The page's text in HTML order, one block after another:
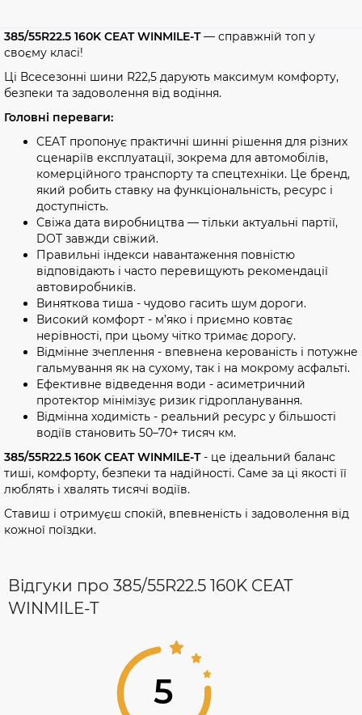
385/55R22.5 160K CEAT WINMILE-T— справжній топ у
своєму класі!
Ці Всесезонні шини R22,5 дарують максимум комфорту,
безпеки та задоволення від водіння.
Головні переваги:
CEAT пропонує практичні шинні рішення для різних
сценаріїв експлуатації, зокрема для автомобілів,
комерційного транспорту та спецтехніки. Це бренд,
який робить ставку на функціональність, ресурс і
доступність.
Свіжа дата виробництва — тільки актуальні партії,
DOT завжди свіжий.
Правильні індекси навантаження повністю
відповідають і часто перевищують рекомендації
автовиробників.
Виняткова тиша - чудово гасить шум дороги.
Високий комфорт - м’яко і приємно ковтає
нерівності, при цьому чітко тримає дорогу.
Відмінне зчеплення - впевнена керованість і потужне
гальмування як на сухому, так і на мокрому асфальті.
Ефективне відведення води - асиметричний
протектор мінімізує ризик гідропланування.
Відмінна ходимість - реальний ресурс у більшості
водіїв становить 50–70+ тисяч км.
385/55R22.5 160K CEAT WINMILE-T- це ідеальний баланс
тиші, комфорту, безпеки та надійності. Саме за ці якості її
люблять і хвалять тисячі водіїв.
Ставиш і отримуєш спокій, впевненість і задоволення від
кожної поїздки.
Відгуки про 385/55R22.5 160K CEAT
WINMILE-T
5